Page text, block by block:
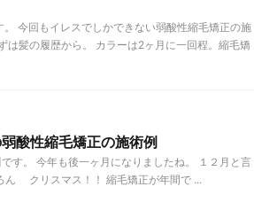
今回もイレスでしかできない弱酸性縮毛矯正の施
は髪の履歴から。 カラーは2ヶ月に一回程。縮毛矯
酸性縮毛矯正の施術例
す。 今年も後一ヶ月になりましたね。 １２月と言
ん クリスマス！！ 縮毛矯正が年間で ...